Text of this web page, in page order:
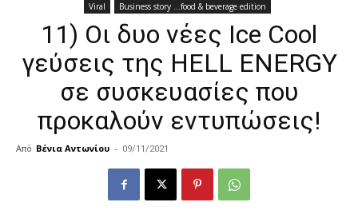
Viral Business story ...food & beverage edition
11) Οι δυο νέες Ice Cool
γεύσεις της HELL ENERGY
σε συσκευασίες που
προκαλούν εντυπώσεις!
Από Βένια Αντωνίου - 09/11/2021